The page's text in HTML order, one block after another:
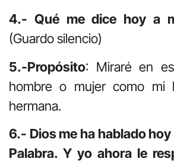
4.- Qué me dice hoy a
(Guardo silencio)
5.-Propósito: Miraré en
hombre o mujer como mi
hermana.
6.- Dios me ha hablado
Palabra. Y yo ahora le